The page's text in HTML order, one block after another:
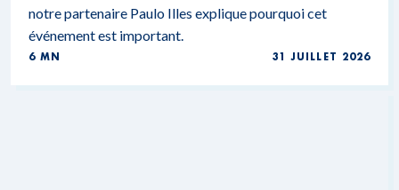
notre partenaire Paulo Illes explique pourquoi cet
événement est important.
6 MN 31 JUILLET 2026